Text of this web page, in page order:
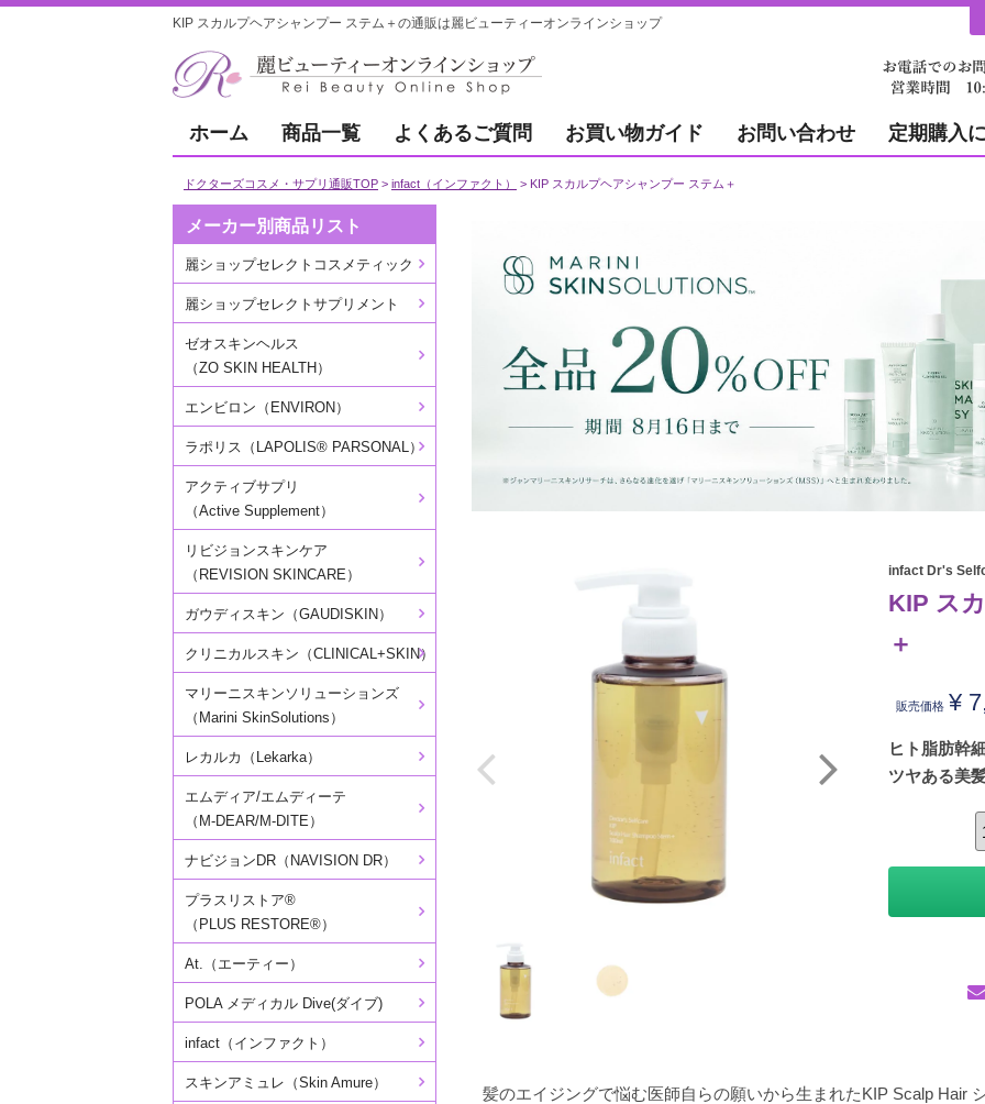
KIP スカルプヘアシャンプー ステム＋の通販は麗ビューティーオンラインショップ
ホーム 商品一覧 よくあるご質問 お買い物ガイド お問い合わせ 定期購入
ドクターズコスメ・サプリ通販TOP infact（インファクト） KIP スカルプヘアシャンプー ステム＋
infact Dr's
KIP ス
＋
販売価格 ¥
ヒト脂肪幹
ツヤある美
髪のエイジングで悩む医師自らの願いから生まれたKIP Scalp Hair
メーカー別商品リスト
麗ショップセレクトコスメティック
麗ショップセレクトサプリメント
ゼオスキンヘルス
（ZO SKIN HEALTH）
エンビロン（ENVIRON）
ラポリス（LAPOLIS® PARSONAL）
アクティブサプリ
（Active Supplement）
リビジョンスキンケア
（REVISION SKINCARE）
ガウディスキン（GAUDISKIN）
クリニカルスキン（CLINICAL+SKIN）
マリーニスキンソリューションズ
（Marini SkinSolutions）
レカルカ（Lekarka）
エムディア/エムディーテ
（M-DEAR/M-DITE）
ナビジョンDR（NAVISION DR）
プラスリストア®
（PLUS RESTORE®）
At.（エーティー）
POLA メディカル Dive(ダイブ)
infact（インファクト）
スキンアミュレ（Skin Amure）